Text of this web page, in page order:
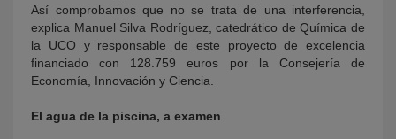
Así comprobamos que no se trata de una interferencia,
explica Manuel Silva Rodríguez, catedrático de Química de
la UCO y responsable de este proyecto de excelencia
financiado con 128.759 euros por la Consejería de
Economía, Innovación y Ciencia.
El agua de la piscina, a examen